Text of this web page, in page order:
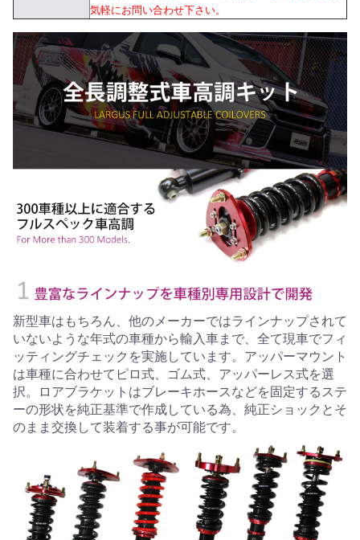
気軽にお問い合わせ下さい。
新型車はもちろん、他のメーカーではラインナップされて
いないような年式の車種から輸入車まで、全て現車でフィ
ッティングチェックを実施しています。アッパーマウント
は車種に合わせてピロ式、ゴム式、アッパーレス式を選
択。ロアブラケットはブレーキホースなどを固定するステ
ーの形状を純正基準で作成している為、純正ショックとそ
のまま交換して装着する事が可能です。